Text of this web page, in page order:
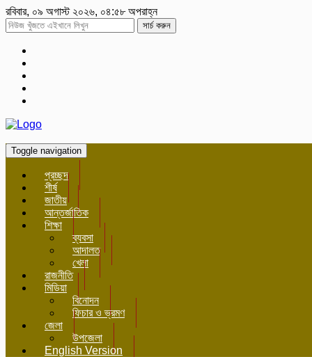
রবিবার, ০৯ অগাস্ট ২০২৬, ০৪:৫৮ অপরাহ্ন
সার্চ করুন
Toggle navigation
প্রচ্ছদ
শীর্ষ
জাতীয়
আন্তর্জাতিক
শিক্ষা
ব্যবসা
আদালত
খেলা
রাজনীতি
মিডিয়া
বিনোদন
ফিচার ও ভ্রমণ
জেলা
উপজেলা
English Version